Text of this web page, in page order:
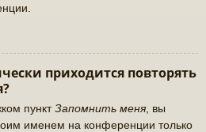
приходится повторять
пунктЗапомнить меня , вы
именем на конференции только